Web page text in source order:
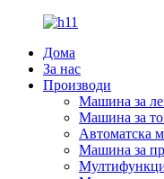
Дома
За нас
Производи
Машина за
Машина за
Автоматска
Машина за